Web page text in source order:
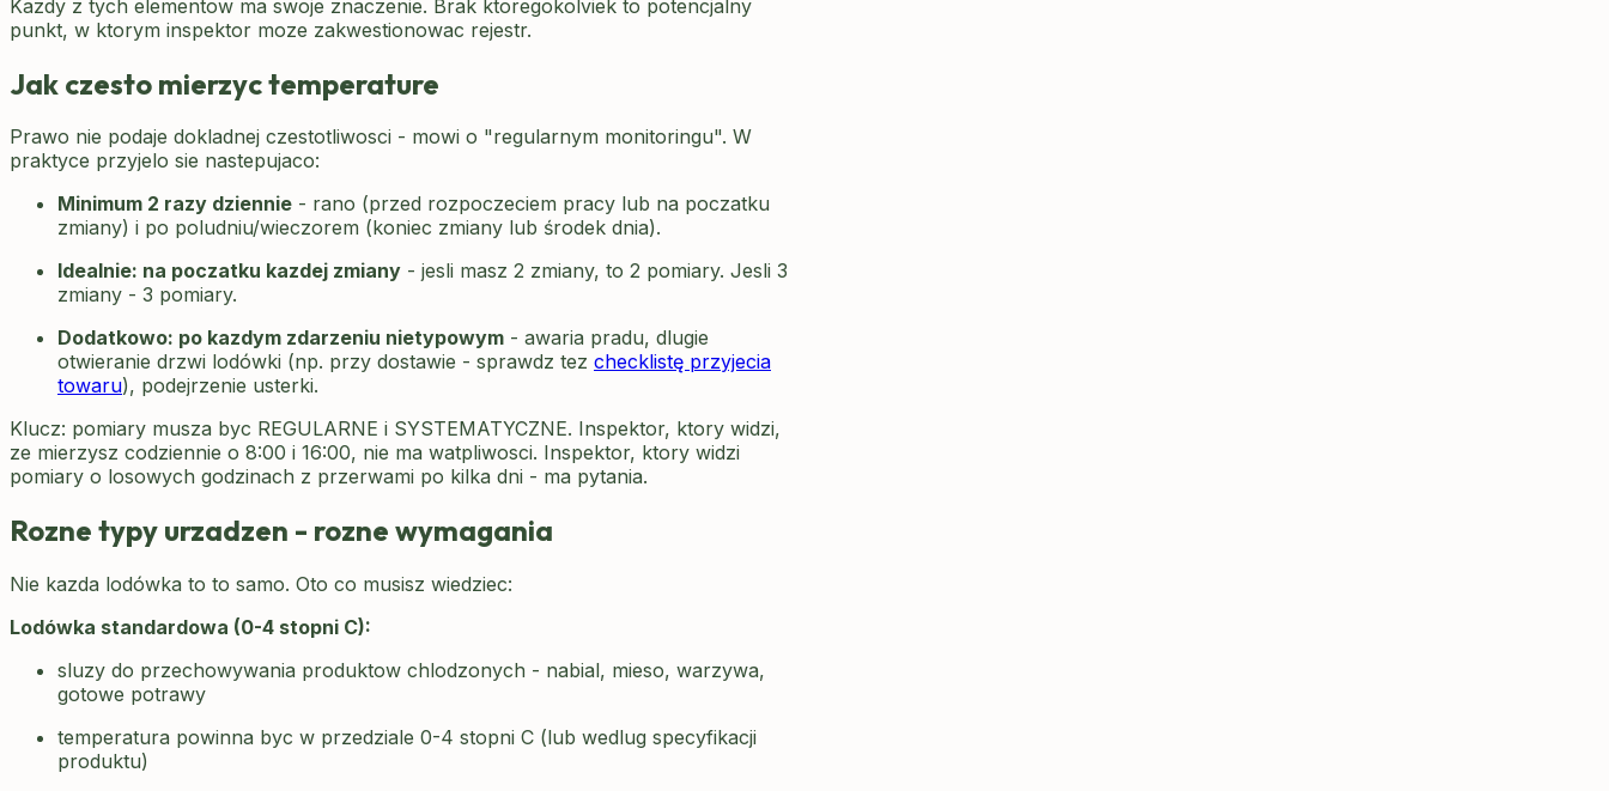
Kazdy z tych elementow ma swoje znaczenie. Brak ktoregokolviek to potencjalny
punkt, w ktorym inspektor moze zakwestionowac rejestr.
Jak czesto mierzyc temperature
Prawo nie podaje dokladnej czestotliwosci - mowi o "regularnym monitoringu". W
praktyce przyjelo sie nastepujaco:
Minimum 2 razy dziennie - rano (przed rozpoczeciem pracy lub na poczatku
zmiany) i po poludniu/wieczorem (koniec zmiany lub środek dnia).
Idealnie: na poczatku kazdej zmiany - jesli masz 2 zmiany, to 2 pomiary. Jesli 3
zmiany - 3 pomiary.
Dodatkowo: po kazdym zdarzeniu nietypowym - awaria pradu, dlugie
otwieranie drzwi lodówki (np. przy dostawie - sprawdz tez checklistę przyjecia
towaru), podejrzenie usterki.
Klucz: pomiary musza byc REGULARNE i SYSTEMATYCZNE. Inspektor, ktory widzi,
ze mierzysz codziennie o 8:00 i 16:00, nie ma watpliwosci. Inspektor, ktory widzi
pomiary o losowych godzinach z przerwami po kilka dni - ma pytania.
Rozne typy urzadzen - rozne wymagania
Nie kazda lodówka to to samo. Oto co musisz wiedziec:
Lodówka standardowa (0-4 stopni C):
sluzy do przechowywania produktow chlodzonych - nabial, mieso, warzywa,
gotowe potrawy
temperatura powinna byc w przedziale 0-4 stopni C (lub wedlug specyfikacji
produktu)